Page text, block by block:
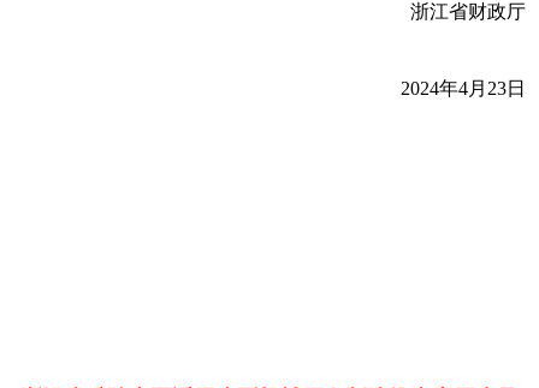
浙江省财政厅
2024年4月23日